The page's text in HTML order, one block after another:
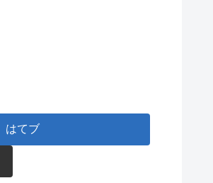
はてブ